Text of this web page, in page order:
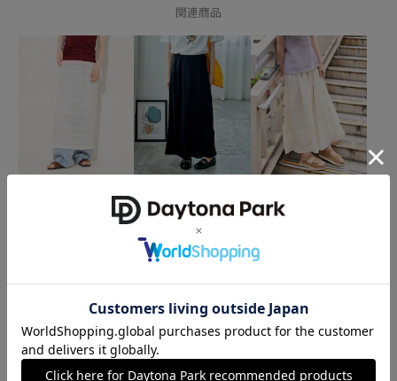
関連商品
シアーニットスカート＜
ペチスカート取り外し可
ナロースカート
6,600 円
インド 3D刺繍 花柄スカー
ト